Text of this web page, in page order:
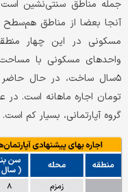
جمله مناطق سنتی‌نشین
آنجا بعضا از مناطق هم‌سطح
مسکونی در این چهار
تومان اجاره ماهانه است.
گروه آپارتمانی، بسیار کم است.